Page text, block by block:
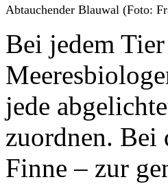
Abtauchender Blauwal (Foto:
Bei jedem
jede
zuordnen. Bei
Finne – zur